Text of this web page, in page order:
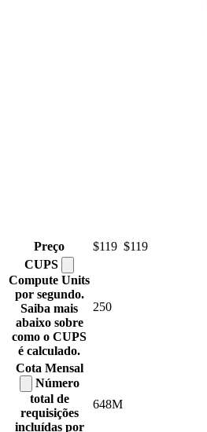
Preço $119 $119
CUPS
Compute Units
por segundo.
Saiba mais
abaixo sobre
como o CUPS
é calculado.
250
Cota Mensal
Número
total de
requisições
incluídas por
648M